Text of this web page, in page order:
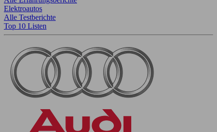
Elektroautos
Alle Testberichte
Top 10 Listen